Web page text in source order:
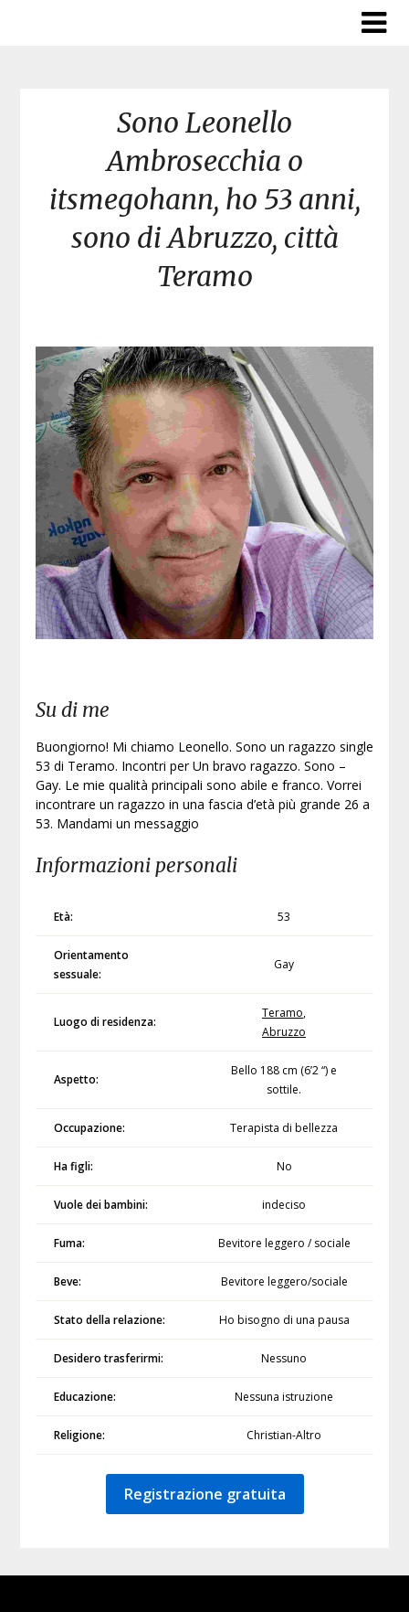
Sono Leonello
Ambrosecchia o
itsmegohann, ho 53 anni,
sono di Abruzzo, città
Teramo
Su di me
Buongiorno! Mi chiamo Leonello. Sono un ragazzo single
53 di Teramo. Incontri per Un bravo ragazzo. Sono –
Gay. Le mie qualità principali sono abile e franco. Vorrei
incontrare un ragazzo in una fascia d’età più grande 26 a
53. Mandami un messaggio
Informazioni personali
Età: 53
Orientamento
sessuale:
Gay
Luogo di residenza:
Teramo,
Abruzzo
Aspetto:
Bello 188 cm (6’2 “) e
sottile.
Occupazione: Terapista di bellezza
Ha figli: No
Vuole dei bambini: indeciso
Fuma: Bevitore leggero / sociale
Beve: Bevitore leggero/sociale
Stato della relazione: Ho bisogno di una pausa
Desidero trasferirmi: Nessuno
Educazione: Nessuna istruzione
Religione: Christian-Altro
Registrazione gratuita